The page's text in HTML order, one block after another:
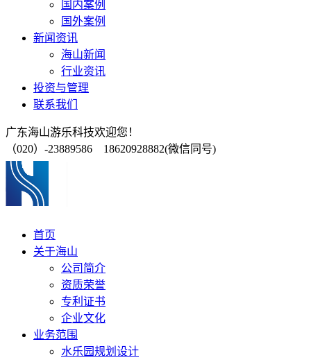
国内案例
国外案例
新闻资讯
海山新闻
行业资讯
投资与管理
联系我们
广东海山游乐科技欢迎您！
（020）-23889586 18620928882(微信同号)
首页
关于海山
公司简介
资质荣誉
专利证书
企业文化
业务范围
水乐园规划设计